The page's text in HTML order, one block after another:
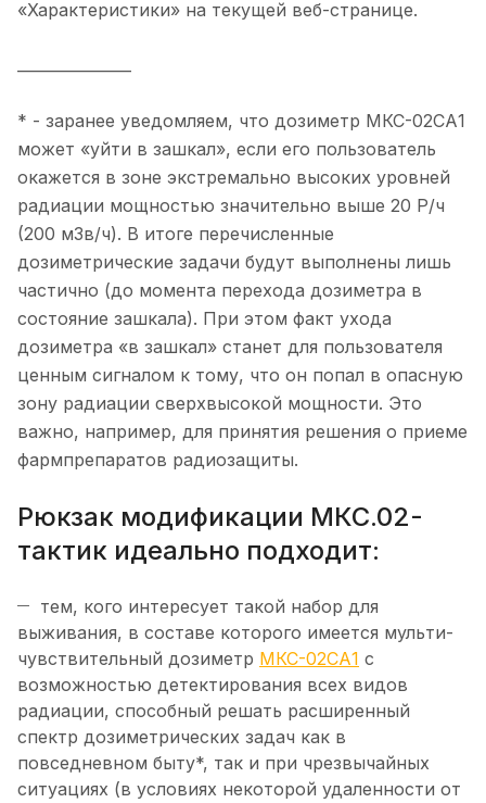
«Характеристики» на текущей веб-странице.
* - заранее уведомляем, что дозиметр МКС-02СА1
может «уйти в зашкал», если его пользователь
окажется в зоне экстремально высоких уровней
радиации мощностью значительно выше 20 Р/ч
(200 мЗв/ч). В итоге перечисленные
дозиметрические задачи будут выполнены лишь
частично (до момента перехода дозиметра в
состояние зашкала). При этом факт ухода
дозиметра «в зашкал» станет для пользователя
ценным сигналом к тому, что он попал в опасную
зону радиации сверхвысокой мощности. Это
важно, например, для принятия решения о приеме
фармпрепаратов радиозащиты.
Рюкзак модификации МКС.02-
тактик идеально подходит:
тем, кого интересует такой набор для
выживания, в составе которого имеется мульти-
чувствительный дозиметр МКС-02СА1 с
возможностью детектирования всех видов
радиации, способный решать расширенный
спектр дозиметрических задач как в
повседневном быту*, так и при чрезвычайных
ситуациях (в условиях некоторой удаленности от